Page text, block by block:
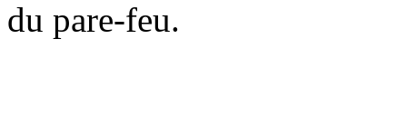
du pare-feu.